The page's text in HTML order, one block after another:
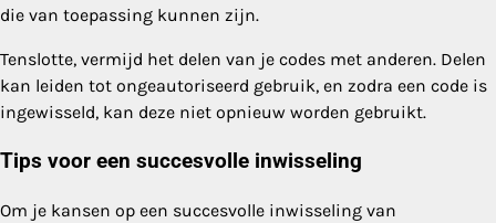
die van toepassing kunnen zijn.
Tenslotte, vermijd het delen van je codes met anderen. Delen
kan leiden tot ongeautoriseerd gebruik, en zodra een code is
ingewisseld, kan deze niet opnieuw worden gebruikt.
Tips voor een succesvolle inwisseling
Om je kansen op een succesvolle inwisseling van